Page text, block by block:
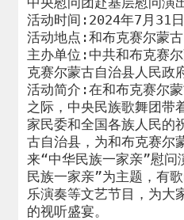
活动时间:2024年7月31
活动地点:和布克赛尔蒙
主办单位:中共和布克赛
克赛尔蒙古自治县人民政
活动简介:在和布克赛尔
之际，中央民族歌舞团带
家民委和全国各族人民的
古自治县，为和布克赛尔
来“中华民族一家亲”慰问
民族一家亲”为主题，有
乐演奏等文艺节目，为大
的视听盛宴。